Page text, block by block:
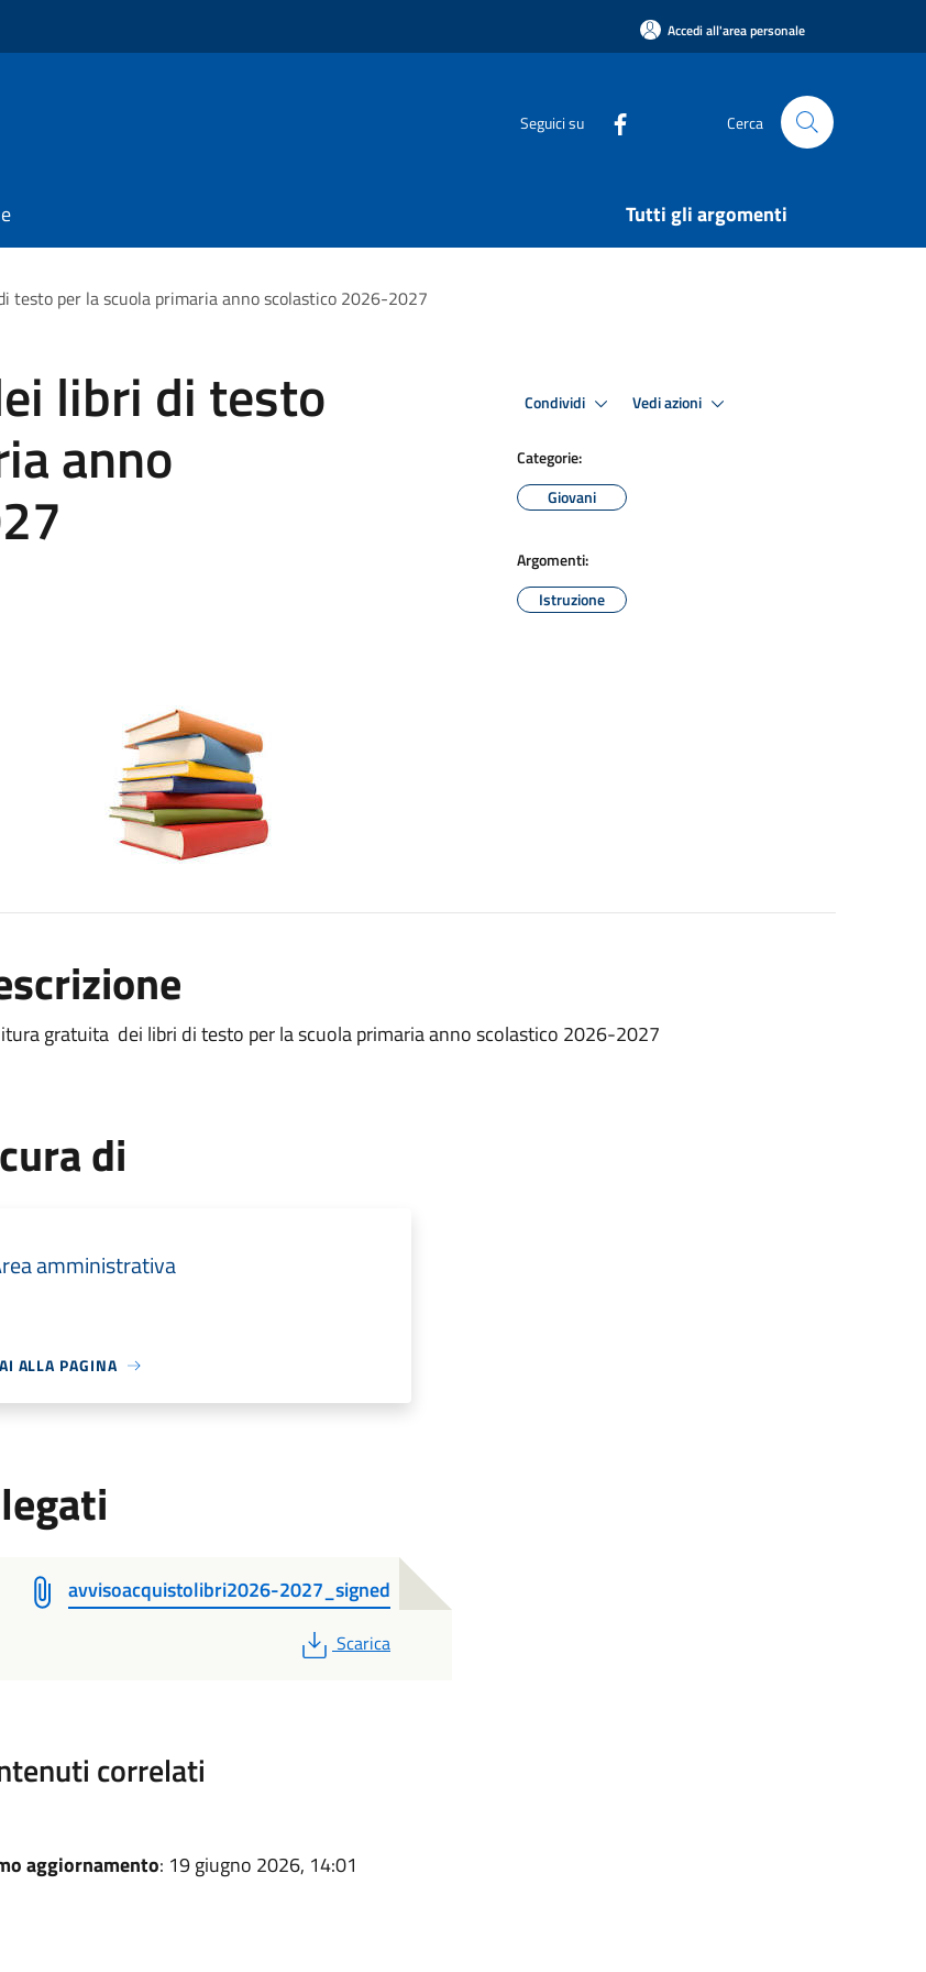
Accedi all'area personale
Seguici su Cerca
Tutti gli argomenti
testo per la scuola primaria anno scolastico 2026-2027
libri di testo
anno
Condividi Vedi azioni
Categorie:
Giovani
Argomenti:
Istruzione
gratuita dei libri di testo per la scuola primaria anno scolastico 2026-2027
di
amministrativa
ALLA PAGINA
avvisoacquistolibri2026-2027_signed
PDF
Scarica
correlati
aggiornamento: 19 giugno 2026, 14:01